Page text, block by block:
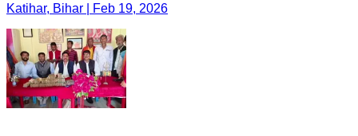
Katihar, Bihar | Feb 19, 2026